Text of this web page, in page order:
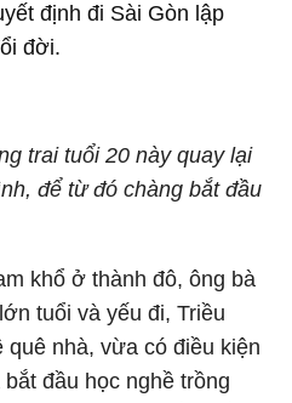
định đi Sài Gòn lập
đời.
trai tuổi 20 này quay lại
để từ đó chàng bắt đầu
khổ ở thành đô, ông bà
tuổi và yếu đi, Triều
quê nhà, vừa có điều kiện
đầu học nghề trồng